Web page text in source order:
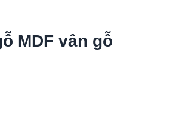
MDF vân gỗ